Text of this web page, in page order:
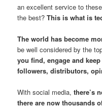
an excellent service to
the best?This is what is
The world has become
be well considered by the
you find, engage and
followers, distributors,
With social media, there’s
there are now thousands